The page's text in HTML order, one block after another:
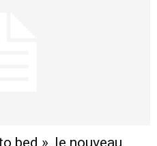
bed », le nouveau